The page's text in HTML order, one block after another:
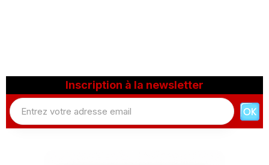
Inscription à la newsletter